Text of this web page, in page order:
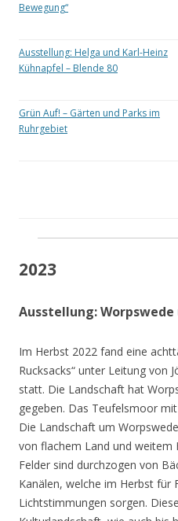
Bewegung“
Ausstellung: Helga und Karl-Heinz
Kühnapfel – Blende 80
Grün Auf! – Gärten und Parks im
Ruhrgebiet
2023
Ausstellung:
Im Herbst 2022 fand eine
Rucksacks“ unter Leitung von
statt. Die Landschaft hat
gegeben. Das Teufelsmoor
Die Landschaft um
von flachem Land und weitem
Felder sind durchzogen von
Kanälen, welche im Herbst für
Lichtstimmungen sorgen.